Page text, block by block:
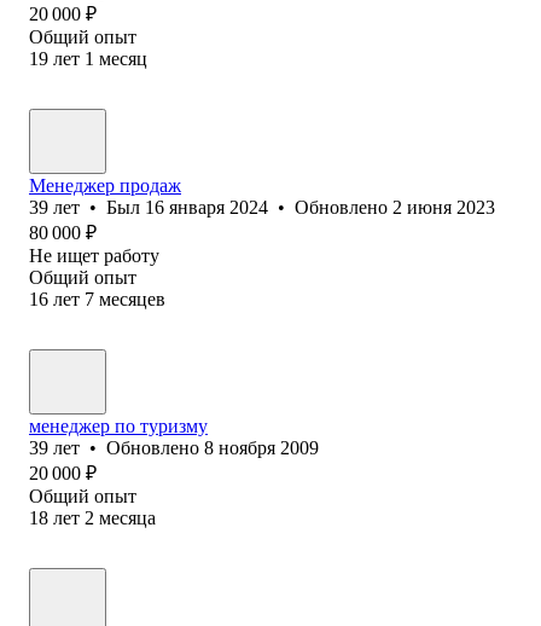
20 000 ₽
Общий опыт
19 лет 1 месяц
Менеджер продаж
39 лет • Был 16 января 2024 • Обновлено 2 июня 2023
80 000 ₽
Не ищет работу
Общий опыт
16 лет 7 месяцев
менеджер по туризму
39 лет • Обновлено 8 ноября 2009
20 000 ₽
Общий опыт
18 лет 2 месяца